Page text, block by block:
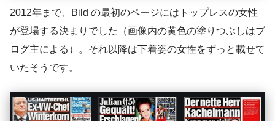
2012年まで、Bild の最初のページにはトップレスの女性
が登場する決まりでした（画像内の黄色の塗りつぶしはブ
ログ主による）。それ以降は下着姿の女性をずっと載せて
いたそうです。